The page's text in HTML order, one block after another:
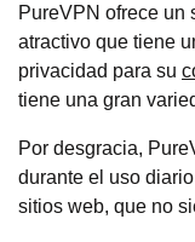
PureVPN ofrece un
atractivo que tiene
privacidad para su
tiene una gran
Por desgracia,
durante el uso
sitios web, que no